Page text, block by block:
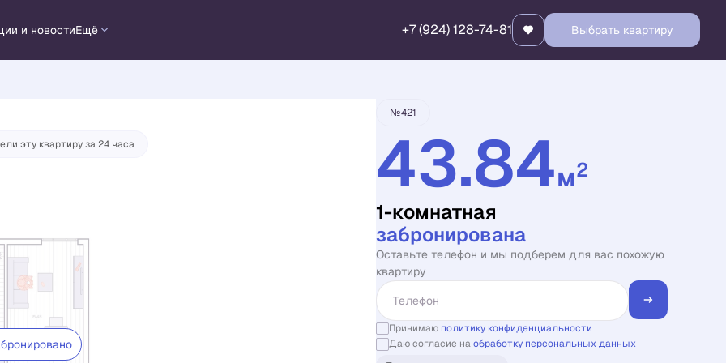
и новостиЕщё +7 (924) 128-74-81 Выбрать квартиру
Квартира забронирована
эту квартиру за 24 часа
№421
43.84м2
1-комнатная
забронирована
Оставьте телефон и мы подберем для вас похожую
квартиру
Принимаю политику конфиденциальности
Даю согласие наобработку персональных данных